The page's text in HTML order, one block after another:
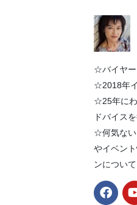
☆バイヤー
☆2018年
☆25年に
ドバイスを
☆何気ない
やイベン
ンについ